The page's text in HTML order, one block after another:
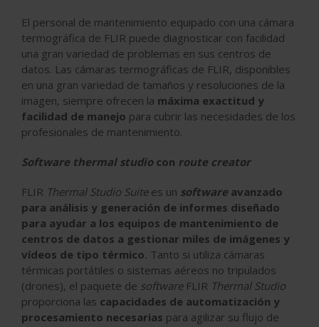
El personal de mantenimiento equipado con una cámara
termográfica de FLIR puede diagnosticar con facilidad
una gran variedad de problemas en sus centros de
datos. Las cámaras termográficas de FLIR, disponibles
en una gran variedad de tamaños y resoluciones de la
imagen, siempre ofrecen la máxima exactitud y
facilidad de manejo para cubrir las necesidades de los
profesionales de mantenimiento.
Software thermal studiocon route creator
FLIR Thermal Studio Suitees un software avanzado
para análisis y generación de informes diseñado
para ayudar a los equipos de mantenimiento de
centros de datos a gestionar miles de imágenes y
vídeos de tipo térmico. Tanto si utiliza cámaras
térmicas portátiles o sistemas aéreos no tripulados
(drones), el paquete de softwareFLIR Thermal Studio
proporciona las capacidades de automatización y
procesamiento necesarias para agilizar su flujo de